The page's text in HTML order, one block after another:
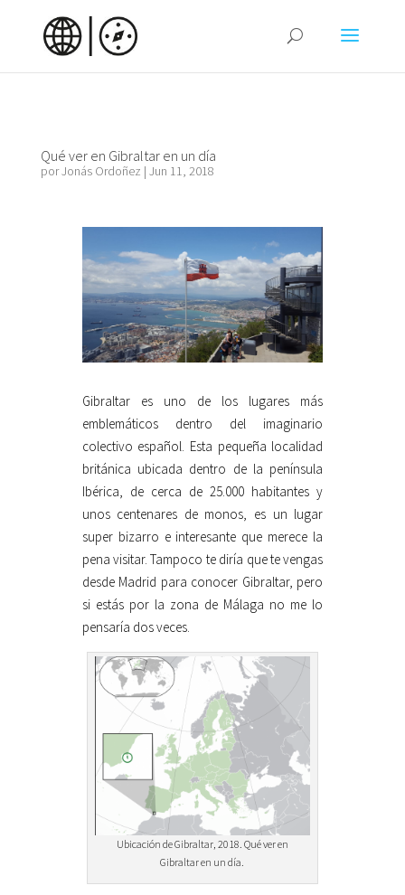
Qué ver en Gibraltar en un día
porJonás Ordoñez | Jun 11, 2018
Gibraltar es uno de los lugares más
emblemáticos dentro del imaginario
colectivo español. Esta pequeña localidad
británica ubicada dentro de la península
Ibérica, de cerca de 25.000 habitantes y
unos centenares de monos, es un lugar
super bizarro e interesante que merece la
pena visitar. Tampoco te diría que te vengas
desde Madrid para conocer Gibraltar, pero
si estás por la zona de Málaga no me lo
pensaría dos veces.
Ubicación de Gibraltar, 2018. Qué ver en
Gibraltar en un día.